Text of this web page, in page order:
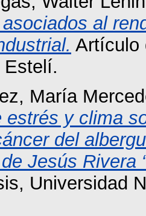
al
Artículo
Estelí.
María
estrés y clima
del
Jesús Rivera
Universidad